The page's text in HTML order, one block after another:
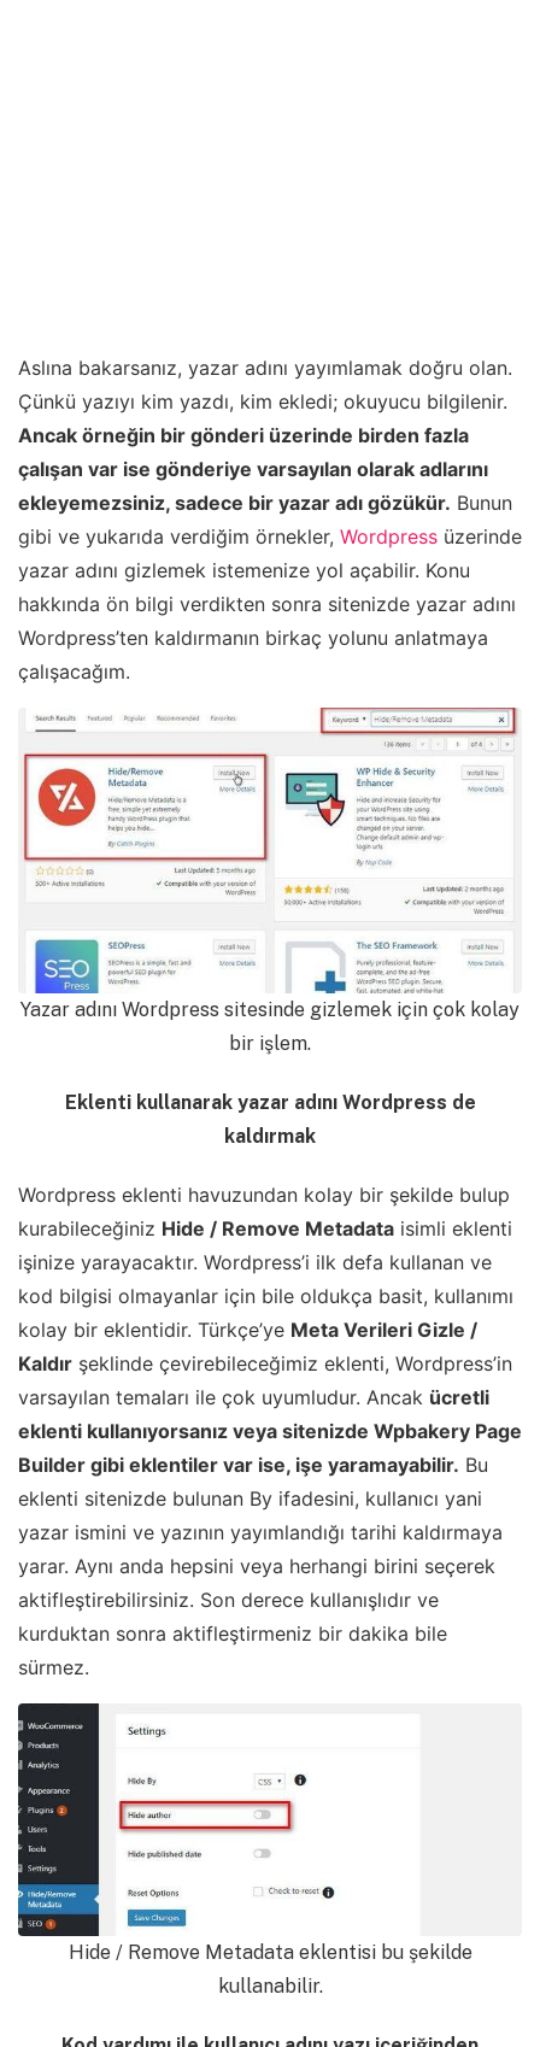
Aslına bakarsanız, yazar adını yayımlamak doğru olan.
Çünkü yazıyı kim yazdı, kim ekledi; okuyucu bilgilenir.
Ancak örneğin bir gönderi üzerinde birden fazla
çalışan var ise gönderiye varsayılan olarak adlarını
ekleyemezsiniz, sadece bir yazar adı gözükür. Bunun
gibi ve yukarıda verdiğim örnekler, Wordpress üzerinde
yazar adını gizlemek istemenize yol açabilir. Konu
hakkında ön bilgi verdikten sonra sitenizde yazar adını
Wordpress’ten kaldırmanın birkaç yolunu anlatmaya
çalışacağım.
Yazar adını Wordpress sitesinde gizlemek için çok kolay
bir işlem.
Eklenti kullanarak yazar adını Wordpress de
kaldırmak
Wordpress eklenti havuzundan kolay bir şekilde bulup
kurabileceğiniz Hide / Remove Metadata isimli eklenti
işinize yarayacaktır. Wordpress’i ilk defa kullanan ve
kod bilgisi olmayanlar için bile oldukça basit, kullanımı
kolay bir eklentidir. Türkçe’ye Meta Verileri Gizle /
Kaldır şeklinde çevirebileceğimiz eklenti, Wordpress’in
varsayılan temaları ile çok uyumludur. Ancak ücretli
eklenti kullanıyorsanız veya sitenizde Wpbakery Page
Builder gibi eklentiler var ise, işe yaramayabilir. Bu
eklenti sitenizde bulunan By ifadesini, kullanıcı yani
yazar ismini ve yazının yayımlandığı tarihi kaldırmaya
yarar. Aynı anda hepsini veya herhangi birini seçerek
aktifleştirebilirsiniz. Son derece kullanışlıdır ve
kurduktan sonra aktifleştirmeniz bir dakika bile
sürmez.
Hide / Remove Metadata eklentisi bu şekilde
kullanabilir.